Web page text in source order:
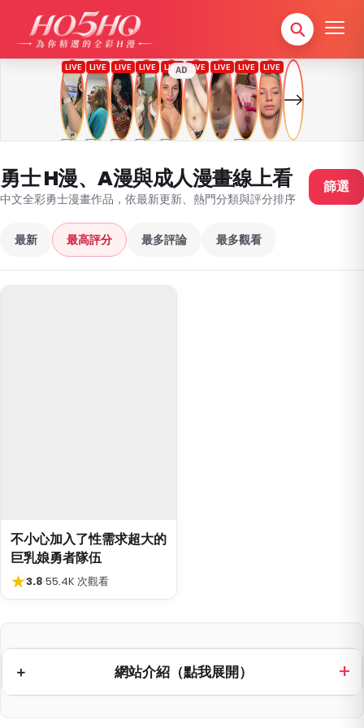
AD
勇士 H漫、A漫與成人漫畫線上看
中文全彩勇士漫畫作品，依最新更新、熱門分類與評分排序
篩選
最新 最高評分 最多評論 最多觀看
不小心加入了性需求超大的
巨乳娘勇者隊伍
★3.8·55.4K 次觀看
網站介紹（點我展開）